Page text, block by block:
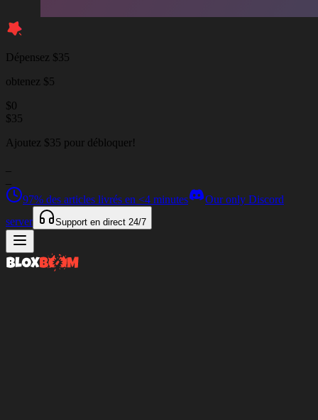
Dépensez $35
obtenez $5
$0
$35
Ajoutez $35 pour débloquer!
97% des articles livrés en <4 minutes
Our only Discord
server
Support en direct 24/7